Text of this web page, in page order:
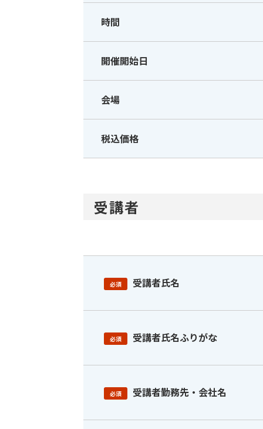
時間
開催開始日
会場
税込価格
受講者
必須 受講者氏名
必須 受講者氏名ふりがな
必須 受講者勤務先・会社名